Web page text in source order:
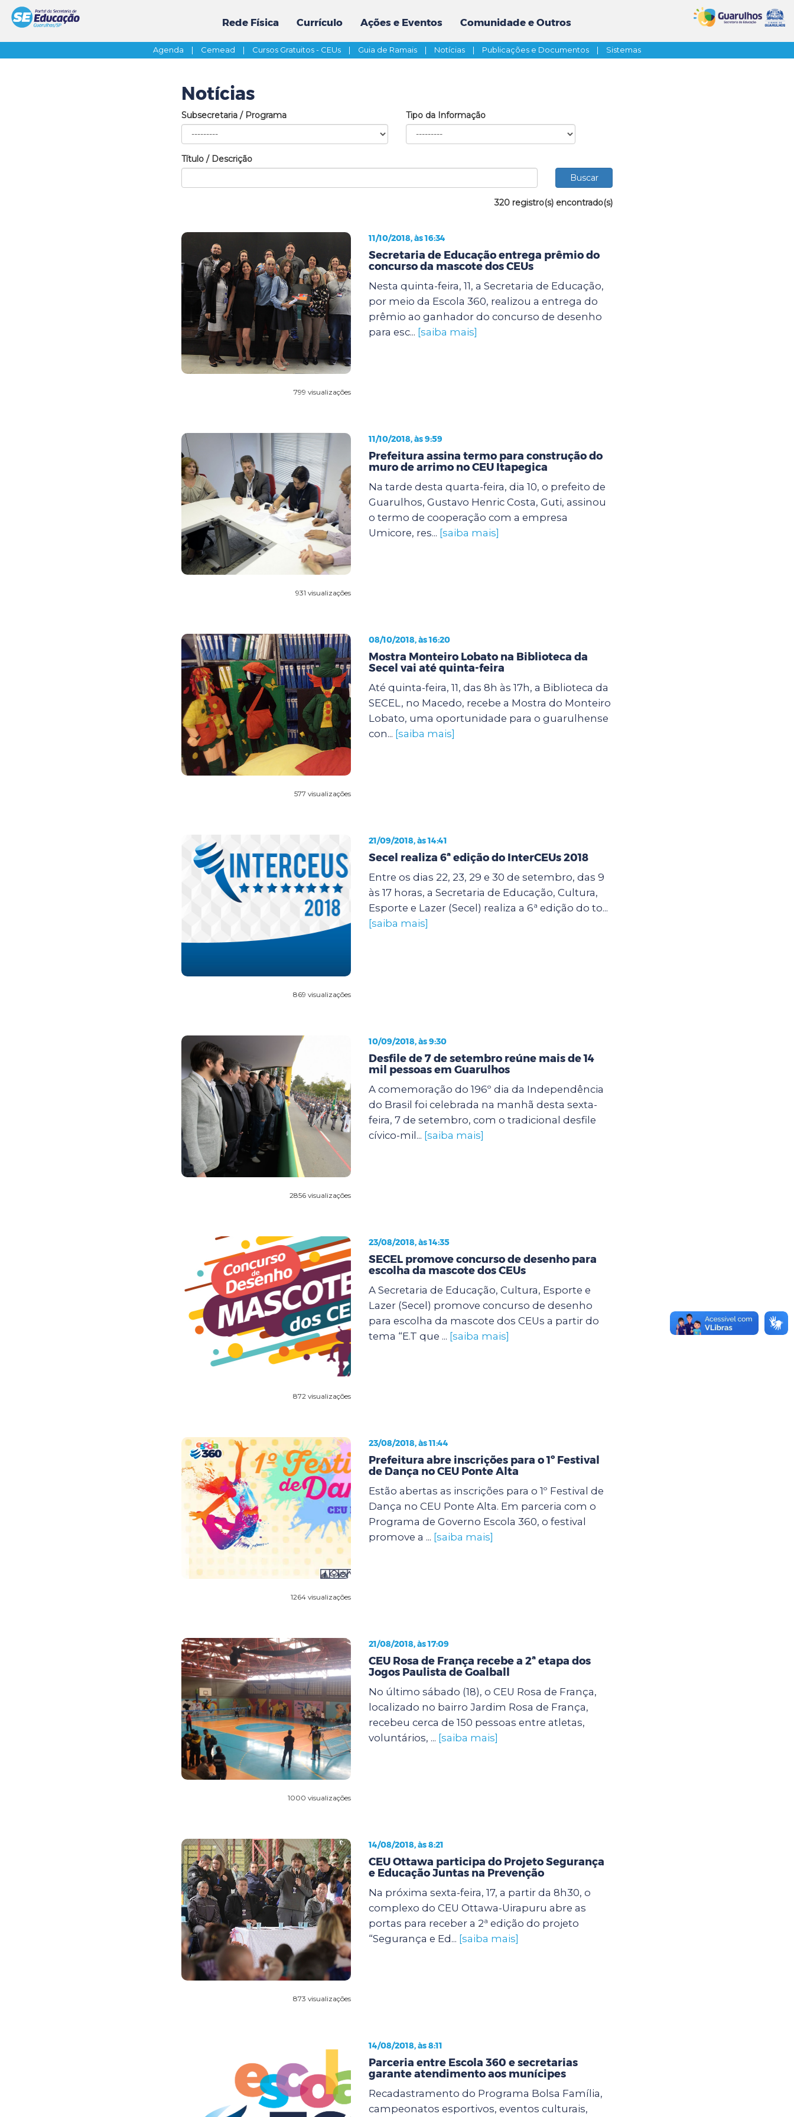
Rede Física Currículo Ações e Eventos Comunidade e Outros
Agenda | Cemead | Cursos Gratuitos - CEUs | Guia de Ramais | Notícias | Publicações e Documentos | Sistemas
Notícias
Subsecretaria / Programa Tipo da Informação
Título / Descrição
320 registro(s) encontrado(s)
799 visualizações
11/10/2018, às 16:34
Secretaria de Educação entrega prêmio do
concurso da mascote dos CEUs
Nesta quinta-feira, 11, a Secretaria de Educação,
por meio da Escola 360, realizou a entrega do
prêmio ao ganhador do concurso de desenho
para esc... [saiba mais]
931 visualizações
11/10/2018, às 9:59
Prefeitura assina termo para construção do
muro de arrimo no CEU Itapegica
Na tarde desta quarta-feira, dia 10, o prefeito de
Guarulhos, Gustavo Henric Costa, Guti, assinou
o termo de cooperação com a empresa
Umicore, res... [saiba mais]
577 visualizações
08/10/2018, às 16:20
Mostra Monteiro Lobato na Biblioteca da
Secel vai até quinta-feira
Até quinta-feira, 11, das 8h às 17h, a Biblioteca da
SECEL, no Macedo, recebe a Mostra do Monteiro
Lobato, uma oportunidade para o guarulhense
con... [saiba mais]
869 visualizações
21/09/2018, às 14:41
Secel realiza 6ª edição do InterCEUs 2018
Entre os dias 22, 23, 29 e 30 de setembro, das 9
às 17 horas, a Secretaria de Educação, Cultura,
Esporte e Lazer (Secel) realiza a 6ª edição do to...
[saiba mais]
2856 visualizações
10/09/2018, às 9:30
Desfile de 7 de setembro reúne mais de 14
mil pessoas em Guarulhos
A comemoração do 196º dia da Independência
do Brasil foi celebrada na manhã desta sexta-
feira, 7 de setembro, com o tradicional desfile
cívico-mil... [saiba mais]
872 visualizações
23/08/2018, às 14:35
SECEL promove concurso de desenho para
escolha da mascote dos CEUs
A Secretaria de Educação, Cultura, Esporte e
Lazer (Secel) promove concurso de desenho
para escolha da mascote dos CEUs a partir do
tema “E.T que ... [saiba mais]
1264 visualizações
23/08/2018, às 11:44
Prefeitura abre inscrições para o 1º Festival
de Dança no CEU Ponte Alta
Estão abertas as inscrições para o 1º Festival de
Dança no CEU Ponte Alta. Em parceria com o
Programa de Governo Escola 360, o festival
promove a ... [saiba mais]
1000 visualizações
21/08/2018, às 17:09
CEU Rosa de França recebe a 2ª etapa dos
Jogos Paulista de Goalball
No último sábado (18), o CEU Rosa de França,
localizado no bairro Jardim Rosa de França,
recebeu cerca de 150 pessoas entre atletas,
voluntários, ... [saiba mais]
873 visualizações
14/08/2018, às 8:21
CEU Ottawa participa do Projeto Segurança
e Educação Juntas na Prevenção
Na próxima sexta-feira, 17, a partir da 8h30, o
complexo do CEU Ottawa-Uirapuru abre as
portas para receber a 2ª edição do projeto
“Segurança e Ed... [saiba mais]
14/08/2018, às 8:11
Parceria entre Escola 360 e secretarias
garante atendimento aos munícipes
Recadastramento do Programa Bolsa Família,
campeonatos esportivos, eventos culturais,